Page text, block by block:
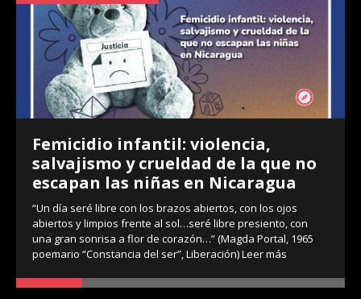
Femicidio infantil: violencia,
salvajismo y crueldad de la que no
escapan las niñas en Nicaragua
“Un día seré libre con los brazos abiertos, con los ojos
abiertos y limpios frente al sol…seré libre presiento, con
una gran sonrisa a flor de corazón…” (Magda Portal, 1965
poemario “Constancia del ser”, Liberación)Leer más